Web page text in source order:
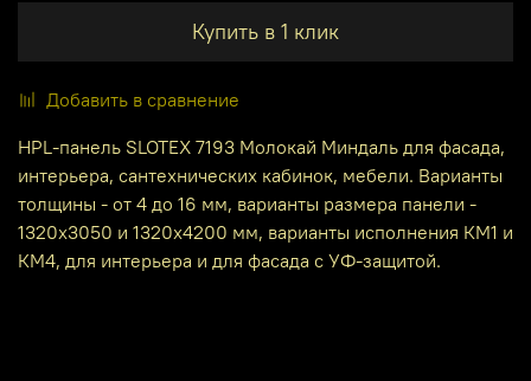
Купить в 1 клик
Добавить в сравнение
HPL-панель SLOTEX 7193 Молокай Миндаль для фасада,
интерьера, сантехнических кабинок, мебели. Варианты
толщины - от 4 до 16 мм, варианты размера панели -
1320х3050 и 1320х4200 мм, варианты исполнения КМ1 и
КМ4, для интерьера и для фасада с УФ-защитой.